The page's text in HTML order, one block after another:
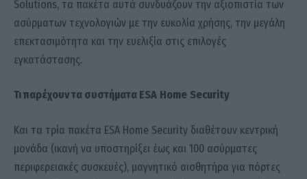
Solutions, τα πακέτα αυτά συνδυάζουν την αξιοπιστία των
ασύρματων τεχνολογιών με την ευκολία χρήσης, την μεγάλη
επεκτασιμότητα και την ευελιξία στις επιλογές
εγκατάστασης.
Τι παρέχουν τα συστήματα ESA Home Security
Και τα τρία πακέτα ESA Home Security διαθέτουν κεντρική
μονάδα (ικανή να υποστηρίξει έως και 100 ασύρματες
περιφερειακές συσκευές), μαγνητικό αισθητήρα για πόρτες